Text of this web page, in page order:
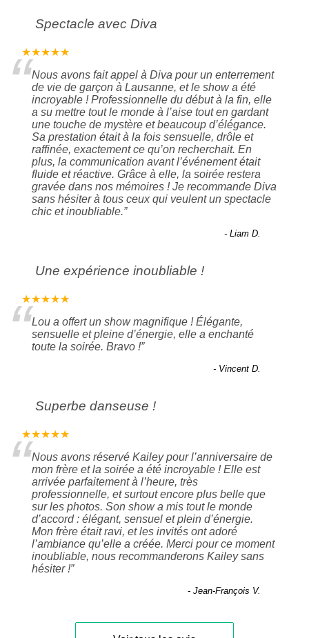
Spectacle avec Diva
★★★★★
“Nous avons fait appel à Diva pour un enterrement
de vie de garçon à Lausanne, et le show a été
incroyable ! Professionnelle du début à la fin, elle
a su mettre tout le monde à l’aise tout en gardant
une touche de mystère et beaucoup d’élégance.
Sa prestation était à la fois sensuelle, drôle et
raffinée, exactement ce qu’on recherchait. En
plus, la communication avant l’événement était
fluide et réactive. Grâce à elle, la soirée restera
gravée dans nos mémoires ! Je recommande Diva
sans hésiter à tous ceux qui veulent un spectacle
chic et inoubliable.”
- Liam D.
Une expérience inoubliable !
★★★★★
“Lou a offert un show magnifique ! Élégante,
sensuelle et pleine d’énergie, elle a enchanté
toute la soirée. Bravo !”
- Vincent D.
Superbe danseuse !
★★★★★
“Nous avons réservé Kailey pour l’anniversaire de
mon frère et la soirée a été incroyable ! Elle est
arrivée parfaitement à l’heure, très
professionnelle, et surtout encore plus belle que
sur les photos. Son show a mis tout le monde
d’accord : élégant, sensuel et plein d’énergie.
Mon frère était ravi, et les invités ont adoré
l’ambiance qu’elle a créée. Merci pour ce moment
inoubliable, nous recommanderons Kailey sans
hésiter !”
- Jean-François V.